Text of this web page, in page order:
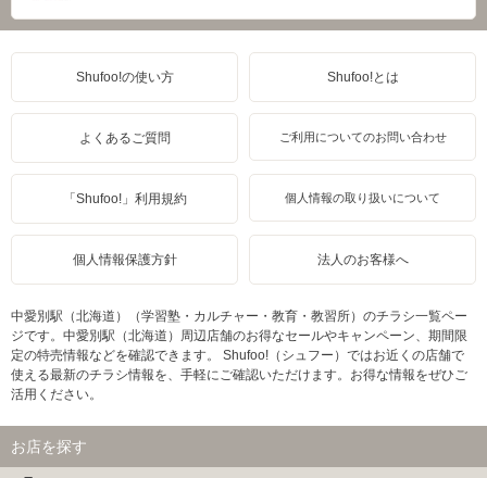
Shufoo!の使い方 Shufoo!とは
よくあるご質問 ご利用についてのお問い合わせ
「Shufoo!」利用規約 個人情報の取り扱いについて
個人情報保護方針 法人のお客様へ
中愛別駅（北海道）（学習塾・カルチャー・教育・教習所）のチラシ一覧ペー
ジです。中愛別駅（北海道）周辺店舗のお得なセールやキャンペーン、期間限
定の特売情報などを確認できます。 Shufoo!（シュフー）ではお近くの店舗で
使える最新のチラシ情報を、手軽にご確認いただけます。お得な情報をぜひご
活用ください。
お店を探す